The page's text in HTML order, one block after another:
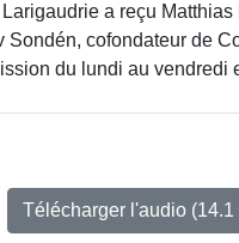
a reçu
Sondén, cofondateur de
du lundi au vendredi
Télécharger l'audio (14.1